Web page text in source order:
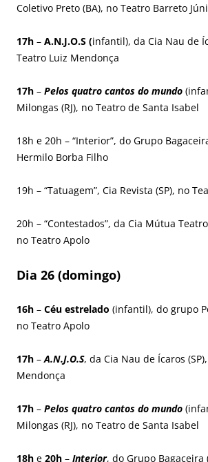
Coletivo Preto (BA), no Teatro Barreto
17h – A.N.J.O.S (infantil), da Cia Nau de
Teatro Luiz Mendonça
17h – Pelos quatro cantos do mundo
Milongas (RJ), no Teatro de Santa Isabel
18h e 20h – “Interior”, do Grupo
Hermilo Borba Filho
19h – “Tatuagem”, Cia Revista (SP), no
20h – “Contestados”, da Cia Mútua
no Teatro Apolo
Dia 26 (domingo)
16h – Céu estrelado (infantil), do grupo
no Teatro Apolo
17h –A.N.J.O.S, da Cia Nau de Ícaros
Mendonça
17h – Pelos quatro cantos do mundo
Milongas (RJ), no Teatro de Santa Isabel
18h e 20h – Interior, do Grupo Bagaceira